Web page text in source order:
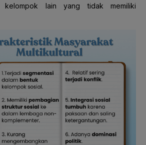
kelompok lain yang tidak memiliki